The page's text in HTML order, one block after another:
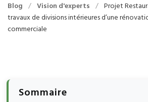
Blog / Vision d'experts / Projet
travaux de divisions intérieures d’une
commerciale
Sommaire